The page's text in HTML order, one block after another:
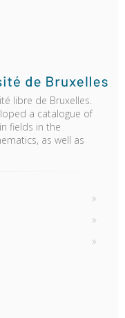
libre de Bruxelles.
a catalogue of
fields in the
as well as